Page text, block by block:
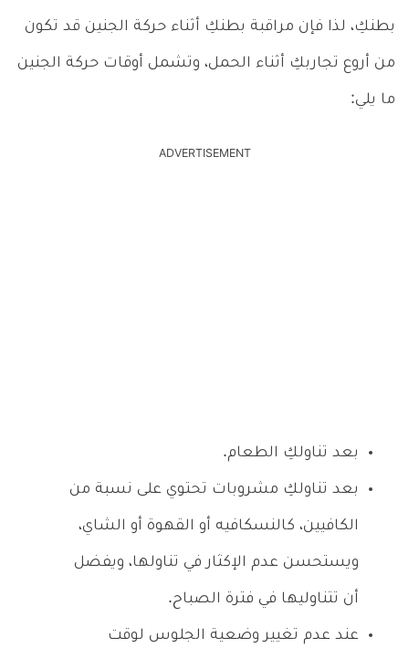
بطنكِ، لذا فإن مراقبة بطنكِ أثناء حركة الجنين قد تكون
من أروع تجاربكِ أثناء الحمل، وتشمل أوقات حركة الجنين
ما يلي:
ADVERTISEMENT
بعد تناولكِ الطعام.
بعد تناولكِ مشروبات تحتوي على نسبة من
الكافيين، كالنسكافيه أو القهوة أو الشاي،
ويستحسن عدم الإكثار في تناولها، ويفضل
أن تتناوليها في فترة الصباح.
عند عدم تغيير وضعية الجلوس لوقت